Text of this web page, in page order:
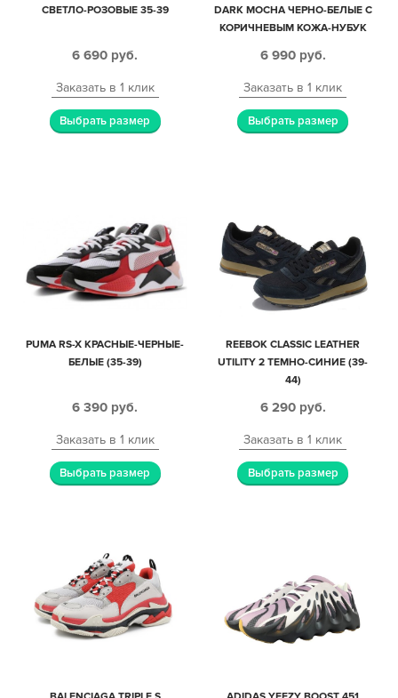
СВЕТЛО-РОЗОВЫЕ 35-39
6 690 руб.
Заказать в 1 клик
Выбрать размер
DARK MOCHA ЧЕРНО-БЕЛЫЕ С
КОРИЧНЕВЫМ КОЖА-НУБУК
6 990 руб.
Заказать в 1 клик
Выбрать размер
PUMA RS-X КРАСНЫЕ-ЧЕРНЫЕ-
БЕЛЫЕ (35-39)
6 390 руб.
Заказать в 1 клик
Выбрать размер
REEBOK CLASSIC LEATHER
UTILITY 2 ТЕМНО-СИНИЕ (39-
44)
6 290 руб.
Заказать в 1 клик
Выбрать размер